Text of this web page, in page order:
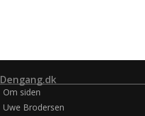
Dengang.dk
Om siden
Uwe Brodersen